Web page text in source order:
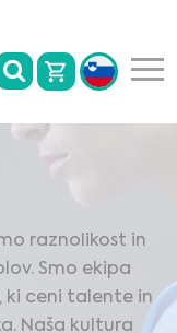
raznolikost in
Smo ekipa
ki ceni talente in
Naša kultura